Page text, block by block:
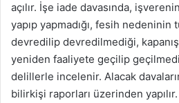
açılır. İşe iade davasında,
yapıp yapmadığı, fesih nedeninin
devredilip devredilmediği,
yeniden faaliyete geçilip
delillerle incelenir. Alacak
bilirkişi raporları üzerinden yapılır.